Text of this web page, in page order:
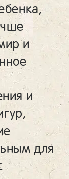
и
и
для